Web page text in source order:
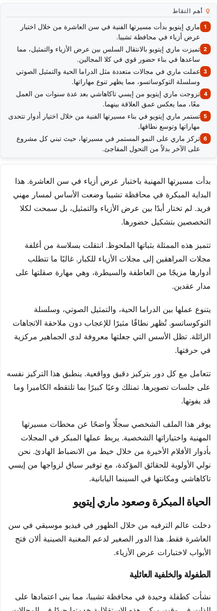
أهم النقاط
ماري إيتويو بدأت مسيرتها الفنية في سن العاشرة من خلال اختبار
عرض أزياء في محافظة تشيبا.
تميزت ماري إيتويو بالانتقال السلس بين عرض الأزياء والتمثيل، مما
ساعدها في بناء حضور قوي في كلا المجالين.
عملت ماري في مجالات متعددة مثل الدراما الحية والتمثيل الصوتي
وسلسلة التوكوساتسو، مما يظهر تنوع مهاراتها.
تزوجت ماري إيتويو من إيسي تاكاهاشي بعد عدة سنوات من العمل
معًا، مما يعكس عمق العلاقة بينهما.
تستمر ماري إيتويو في بناء مسيرتها الفنية من خلال اختيار أدوار تتحدى
مهاراتها وتوسع نطاقها.
تركز ماري على النمو المستمر في مسيرتها، حيث تبني كل مشروع
على الآخر بدلاً من التحول المفاجئ.
بدأت مسيرتها المهنية باختبار عرض أزياء في سن العاشرة. هذا
البداية المبكرة في محافظة تشيبا وضعت الأساس لمسار مهني
فريد. لم تختار أبدًا بين عرض الأزياء والتمثيل، بل سمحت لكلا
التخصصين بتشكيل حضورها.
تتميز هذه الممثلة بثباتها الملحوظ. انتقلت بسلاسة من أغلفة
مجلات المراهقين إلى مجلات الأزياء للكبار. غالبًا ما تتطلب
أدوارها مزيجًا من العاطفة والسيطرة، وهي مهارة صقلتها على
مدار عقدين.
يتنوع عملها بين الدراما الحية، والتمثيل الصوتي، وسلسلة
التوكوساتسو. تُظهر نطاقًا مثيرًا للإعجاب دون ملاحقة الاتجاهات
الزائلة. تظل الأسس التي جعلتها معروفة لدى الجماهير مركزية
في حرفتها.
تتعامل مع كل دور بتركيز دقيق وواقعية. ينطبق هذا التركيز نفسه
على جلسات تصويرها. تمتلك وعيًا كبيرًا بما تلتقطه الكاميرا وما
قد يفوتها.
يوفر هذا الملف الشخصي سجلًا واضحًا عن محطات مسيرتها
المهنية واختياراتها الشخصية. يربط عملها المبكر في المجلات
بأدوار الأفلام الأخيرة من خلال خيط من الانضباط الهادئ. نحن
نولي الأولوية للحقائق المؤكدة، مع توفير سياق لزواجها من إيسي
تاكاهاشي ومكانتها في السينما اليابانية.
الحياة المبكرة وصعود ماري إيتويو
دخلت عالم الترفيه من خلال الظهور في فيديو موسيقي في سن
العاشرة فقط. هذا الدور الصغير لدعم المغنية الصينية ألان فتح
الأبواب لاختبارات عرض الأزياء.
الطفولة والخلفية العائلية
نشأت كطفلة وحيدة في محافظة تشيبا، مما بنى اعتمادها على